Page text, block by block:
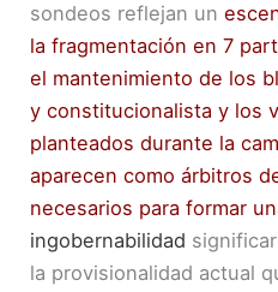
sondeos reflejan un
la fragmentación en 7
el mantenimiento de los
y constitucionalista y los
planteados durante la
aparecen como árbitros
necesarios para formar
ingobernabilidad
la provisionalidad actual